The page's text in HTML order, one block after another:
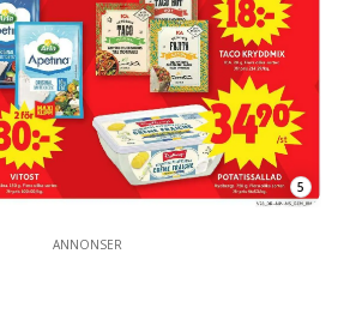
5
ANNONSER